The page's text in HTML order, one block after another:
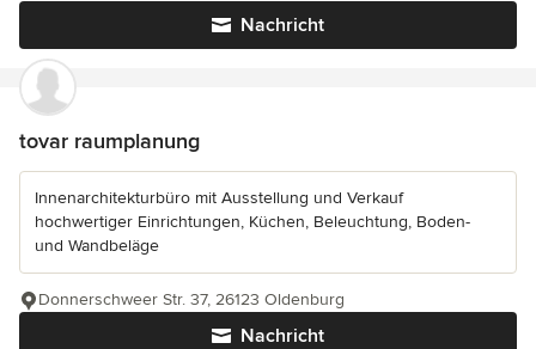
Nachricht
tovar raumplanung
Innenarchitekturbüro mit Ausstellung und Verkauf
hochwertiger Einrichtungen, Küchen, Beleuchtung, Boden-
und Wandbeläge
Nachricht
Donnerschweer Str. 37, 26123 Oldenburg